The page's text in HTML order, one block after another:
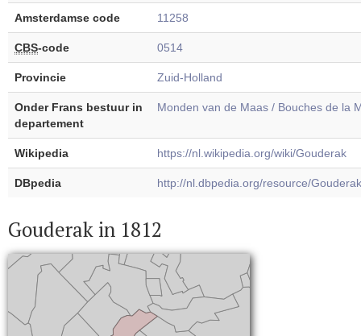
Amsterdamse code 11258
CBS-code 0514
Provincie Zuid-Holland
Onder Frans bestuur in
departement
Monden van de Maas / Bouches de la
Wikipedia https://nl.wikipedia.org/wiki/Gouderak
DBpedia http://nl.dbpedia.org/resource/Gouderak
Gouderak in 1812